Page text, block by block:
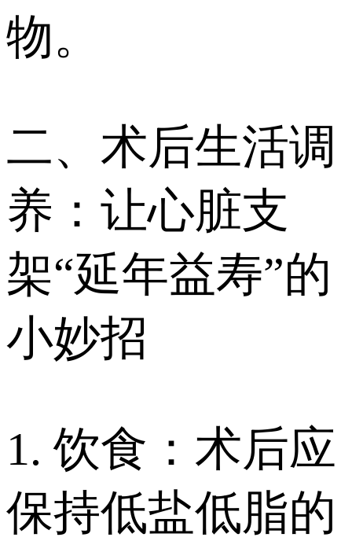
物。
二、术后生活调
养：让心脏支
架“延年益寿”的
小妙招
1. 饮食：术后应
保持低盐低脂的